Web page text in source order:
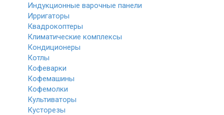
Индукционные варочные панели
Ирригаторы
Квадрокоптеры
Климатические комплексы
Кондиционеры
Котлы
Кофеварки
Кофемашины
Кофемолки
Культиваторы
Кусторезы